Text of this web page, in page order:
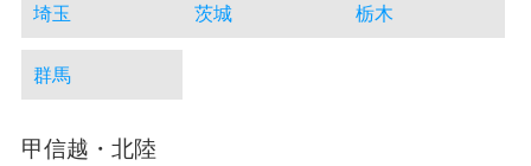
埼玉 茨城 栃木
群馬
甲信越・北陸